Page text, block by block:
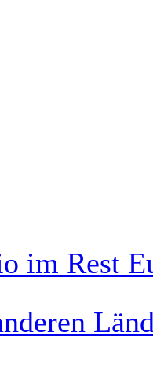
im Rest